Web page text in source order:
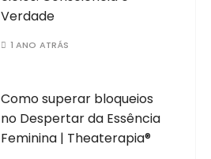
Verdade
1 ANO ATRÁS
Como superar bloqueios
no Despertar da Essência
Feminina | Theaterapia®